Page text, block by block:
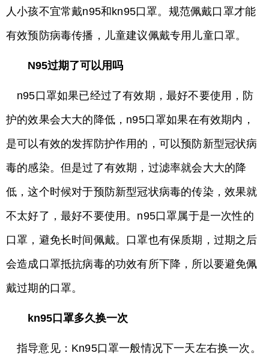
人小孩不宜常戴n95和kn95口罩。规范佩戴口罩才能
有效预防病毒传播，儿童建议佩戴专用儿童口罩。
N95过期了可以用吗
n95口罩如果已经过了有效期，最好不要使用，防
护的效果会大大的降低，n95口罩如果在有效期内，
是可以有效的发挥防护作用的，可以预防新型冠状病
毒的感染。但是过了有效期，过滤率就会大大的降
低，这个时候对于预防新型冠状病毒的传染，效果就
不太好了，最好不要使用。n95口罩属于是一次性的
口罩，避免长时间佩戴。口罩也有保质期，过期之后
会造成口罩抵抗病毒的功效有所下降，所以要避免佩
戴过期的口罩。
kn95口罩多久换一次
指导意见：Kn95口罩一般情况下一天左右换一次。